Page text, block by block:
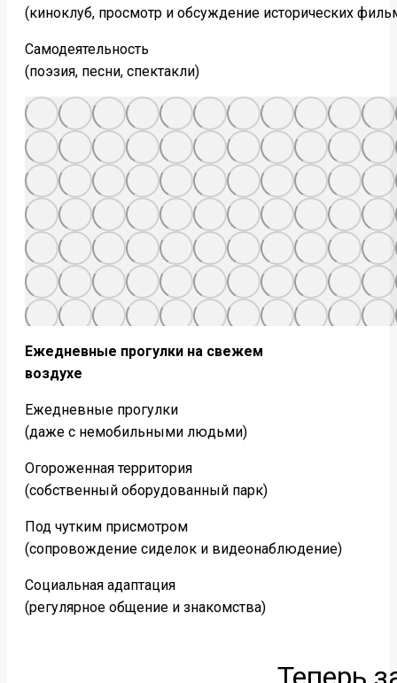
(киноклуб, просмотр и обсуждение исторических
Самодеятельность
(поэзия, песни, спектакли)
Ежедневные прогулки на свежем
воздухе
Ежедневные прогулки
(даже с немобильными людьми)
Огороженная территория
(собственный оборудованный парк)
Под чутким присмотром
(сопровождение сиделок и видеонаблюдение)
Социальная адаптация
(регулярное общение и знакомства)